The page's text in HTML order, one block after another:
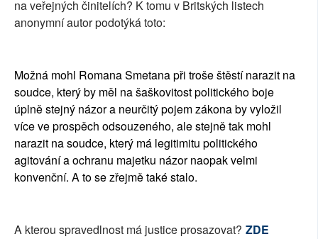
na veřejných činitelích? K tomu v Britských listech
anonymní autor podotýká toto:
Možná mohl Romana Smetana při troše štěstí narazit na
soudce, který by měl na šaškovitost politického boje
úplně stejný názor a neurčitý pojem zákona by vyložil
více ve prospěch odsouzeného, ale stejně tak mohl
narazit na soudce, který má legitimitu politického
agitování a ochranu majetku názor naopak velmi
konvenční. A to se zřejmě také stalo.
A kterou spravedlnost má justice prosazovat? ZDE